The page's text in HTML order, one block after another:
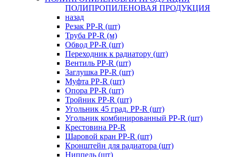
ПОЛИПРОПИЛЕНОВАЯ ПРОДУКЦИЯ
назад
Резак PP-R (шт)
Труба PP-R (м)
Обвод PP-R (шт)
Переходник к радиатору (шт)
Вентиль PP-R (шт)
Заглушка PP-R (шт)
Муфта PP-R (шт)
Опора PP-R (шт)
Тройник PP-R (шт)
Угольник 45 град. PP-R (шт)
Угольник комбинированный PP-R (шт)
Крестовина PP-R
Шаровой кран PP-R (шт)
Кронштейн для радиатора (шт)
Ниппель (шт)